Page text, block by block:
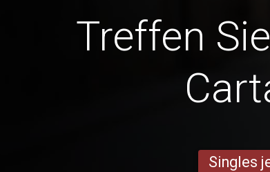
Treffen
Singles